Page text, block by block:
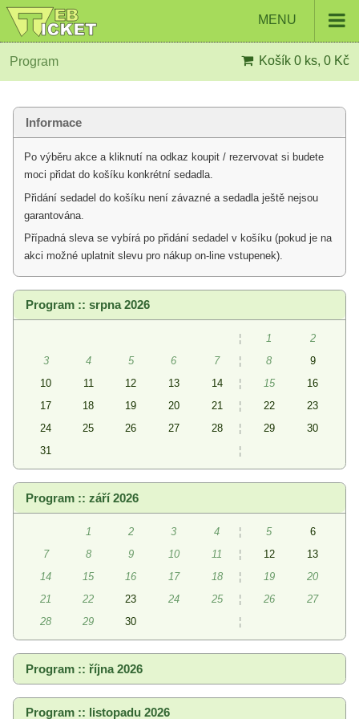
MENU
Program Košík 0 ks, 0 Kč
Informace
Po výběru akce a kliknutí na odkaz koupit / rezervovat si budete
moci přidat do košíku konkrétní sedadla.
Přidání sedadel do košíku není závazné a sedadla ještě nejsou
garantována.
Případná sleva se vybírá po přidání sedadel v košíku (pokud je na
akci možné uplatnit slevu pro nákup on-line vstupenek).
Program :: srpna 2026
¦ 1
2
3
4 5 6 7 ¦ 8
9
10
11 12 13 14 ¦ 15
16
17
18 19 20 21 ¦ 22
23
24
25 26 27 28 ¦ 29
30
31
¦
Program :: září 2026
1 2 3 4 ¦ 5
6
7
8 9 10 11 ¦ 12
13
14
15 16 17 18 ¦ 19
20
21
22 23 24 25 ¦ 26
27
28
29 30 ¦
Program :: října 2026
Program :: listopadu 2026